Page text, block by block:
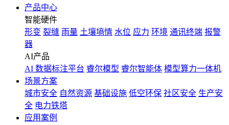
产品中心
智能硬件
形变 裂缝 雨量 土壤墒情 水位 应力 环境 通讯终端 报警
器
AI产品
AI 数据标注平台 睿尔模型 睿尔智能体 模型算力一体机
场景方案
城市安全 自然资源 基础设施 低空环保 社区安全 生产安
全 电力铁塔
应用案例